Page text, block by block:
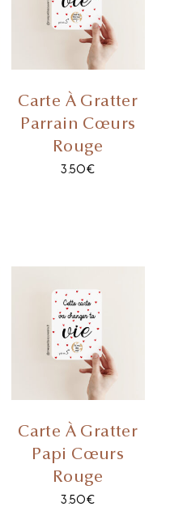
Carte À Gratter
Parrain Cœurs
Rouge
3.50€
Carte À Gratter
Papi Cœurs
Rouge
3.50€